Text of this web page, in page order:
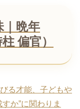
｜晩年
偏官）
る才能、子どもや
か”に関わりま